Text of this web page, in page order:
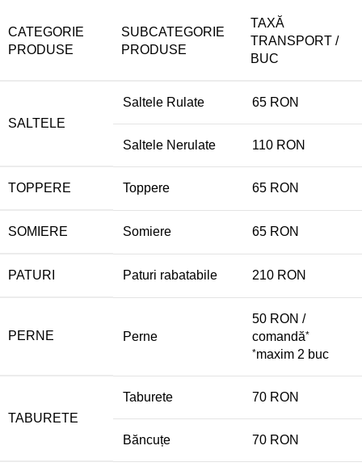
CATEGORIE
PRODUSE
SUBCATEGORIE
PRODUSE
TAXĂ
TRANSPORT /
BUC
SALTELE
Saltele Rulate 65 RON
Saltele Nerulate 110 RON
TOPPERE Toppere 65 RON
SOMIERE Somiere 65 RON
PATURI Paturi rabatabile 210 RON
PERNE Perne
50 RON /
comandă*
*maxim 2 buc
TABURETE
Taburete 70 RON
Băncuțe 70 RON